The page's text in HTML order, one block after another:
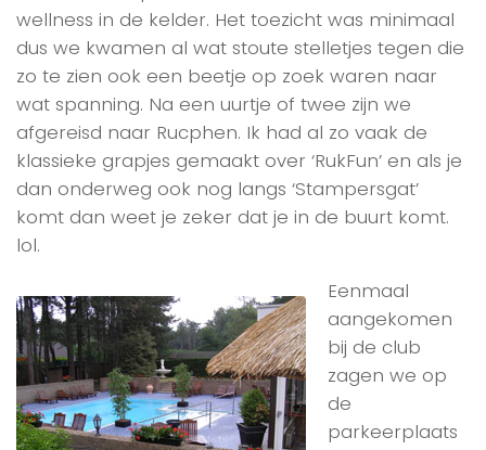
wellness in de kelder. Het toezicht was minimaal
dus we kwamen al wat stoute stelletjes tegen die
zo te zien ook een beetje op zoek waren naar
wat spanning. Na een uurtje of twee zijn we
afgereisd naar Rucphen. Ik had al zo vaak de
klassieke grapjes gemaakt over ‘RukFun’ en als je
dan onderweg ook nog langs ‘Stampersgat’
komt dan weet je zeker dat je in de buurt komt.
lol.
Eenmaal
aangekomen
bij de club
zagen we op
de
parkeerplaats